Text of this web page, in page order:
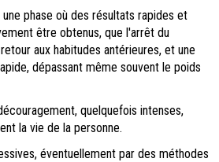
phase où des résultats rapides et
être obtenus, que l'arrêt du
aux habitudes antérieures, et une
dépassant même souvent le poids
quelquefois intenses,
la vie de la personne.
éventuellement par des méthodes